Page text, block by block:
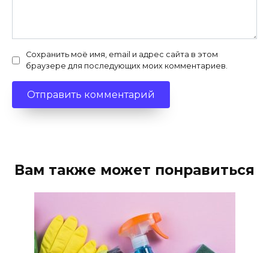
Сохранить моё имя, email и адрес сайта в этом
браузере для последующих моих комментариев.
Вам также может понравиться